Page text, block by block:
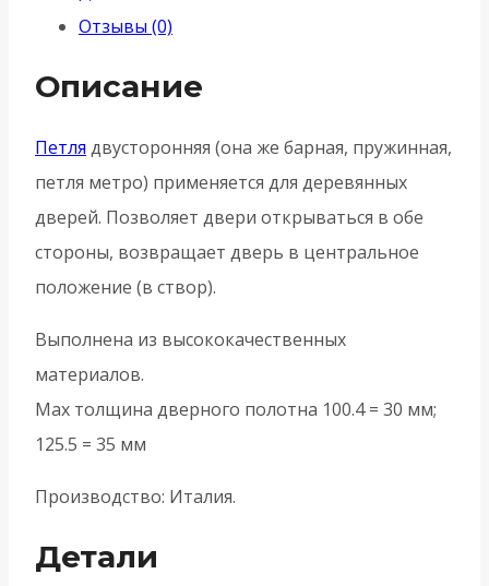
золото
Отзывы (0)
Описание
Петля двусторонняя (она же барная, пружинная,
петля метро) применяется для деревянных
дверей. Позволяет двери открываться в обе
стороны, возвращает дверь в центральное
положение (в створ).
Выполнена из высококачественных
материалов.
Мах толщина дверного полотна 100.4 = 30 мм;
125.5 = 35 мм
Производство: Италия.
Детали